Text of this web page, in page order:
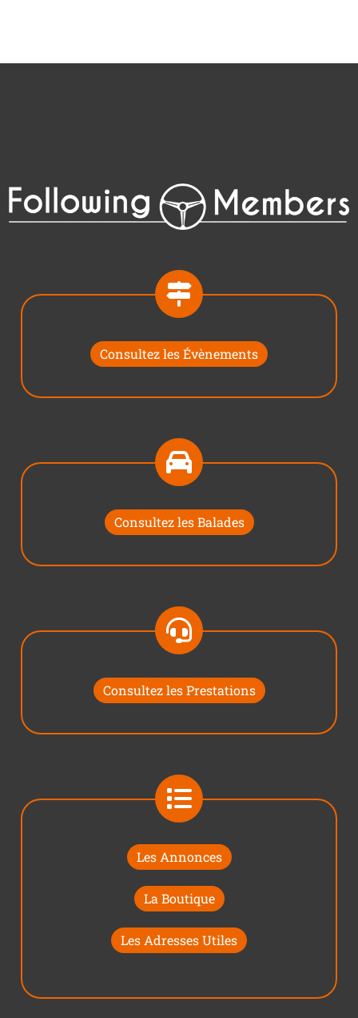
Consultez les Évènements
Consultez les Balades
Consultez les Prestations
Les Annonces
La Boutique
Les Adresses Utiles